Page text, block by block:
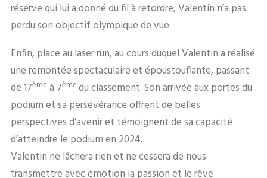
réserve qui lui a donné du fil à retordre, Valentin n’a pas
perdu son objectif olympique de vue.
Enfin, place au laser run, au cours duquel Valentin a réalisé
une remontée spectaculaire et époustouflante, passant
de 17ème à 7ème du classement. Son arrivée aux portes du
podium et sa persévérance offrent de belles
perspectives d’avenir et témoignent de sa capacité
d’atteindre le podium en 2024.
Valentin ne lâchera rien et ne cessera de nous
transmettre avec émotion la passion et le rêve